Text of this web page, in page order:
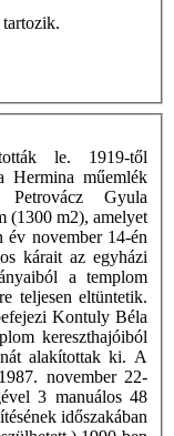
tartozik.
le. 1919-től
Hermina műemlék
Gyula
(1300 m2), amelyet
év november 14-én
kárait az egyházi
a templom
teljesen eltüntetik.
Kontuly Béla
kereszthajóiból
alakítottak ki. A
november 22-
3 manuálos 48
időszakában